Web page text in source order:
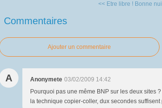
<< Etre libre ! Bonne
Commentaires
Ajouter un commentaire
A Anonymete 03/02/2009 14:42
Pourquoi pas une même BNP sur les deux sites
la technique copier-coller, dux secondes